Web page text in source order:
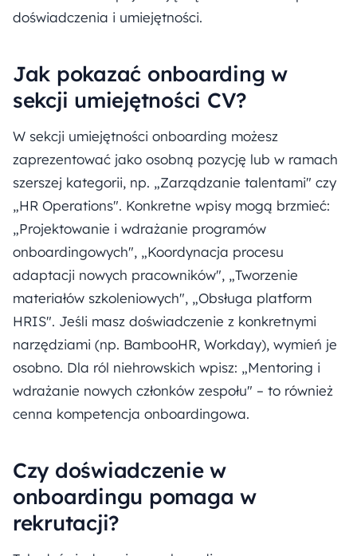
doświadczenia i umiejętności.
Jak pokazać onboarding w
sekcji umiejętności CV?
W sekcji umiejętności onboarding możesz
zaprezentować jako osobną pozycję lub w ramach
szerszej kategorii, np. „Zarządzanie talentami" czy
„HR Operations". Konkretne wpisy mogą brzmieć:
„Projektowanie i wdrażanie programów
onboardingowych", „Koordynacja procesu
adaptacji nowych pracowników", „Tworzenie
materiałów szkoleniowych", „Obsługa platform
HRIS". Jeśli masz doświadczenie z konkretnymi
narzędziami (np. BambooHR, Workday), wymień je
osobno. Dla ról niehrowskich wpisz: „Mentoring i
wdrażanie nowych członków zespołu" – to również
cenna kompetencja onboardingowa.
Czy doświadczenie w
onboardingu pomaga w
rekrutacji?